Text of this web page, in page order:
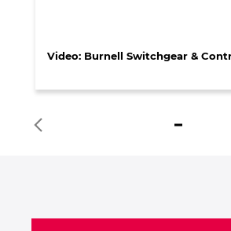
Video: Burnell Switchgear &